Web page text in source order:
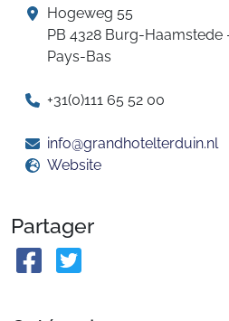
Hogeweg 55
PB 4328 Burg-Haamstede
Pays-Bas
+31(0)111 65 52 00
info@grandhotelterduin.nl
Website
Partager